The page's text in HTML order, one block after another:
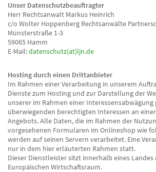
Unser Datenschutzbeauftragter
Herr Rechtsanwalt Markus Heinrich
c/o Wolter Hoppenberg Rechtsanwälte
Münsterstraße 1-3
59065 Hamm
E-Mail:datenschutz(at)ljn.de
Hosting durch einen Drittanbieter
Im Rahmen einer Verarbeitung in unserem
Dienste zum Hosting und zur Darstellung der
unserer im Rahmen einer Interessensabwägung
überwiegenden berechtigten Interessen an
Angebots. Alle Daten, die im Rahmen der
vorgesehenen Formularen im Onlineshop wie
werden auf seinen Servern verarbeitet. Eine
nur in dem hier erläuterten Rahmen statt.
Dieser Dienstleister sitzt innerhalb eines
Europäischen Wirtschaftsraum.